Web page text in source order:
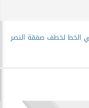
الخط لخطف صفقة النصر